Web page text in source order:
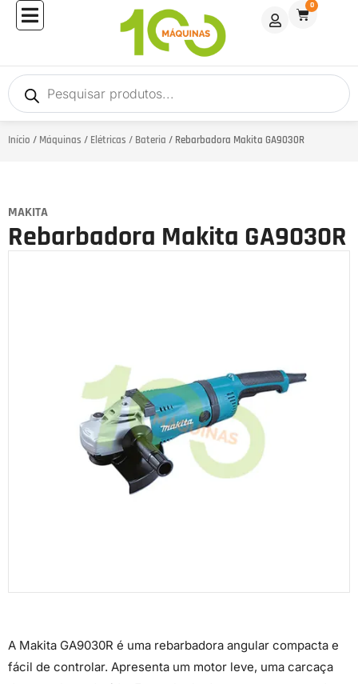
0
Início / Máquinas / Elétricas / Bateria / Rebarbadora Makita GA9030R
MAKITA
Rebarbadora Makita GA9030R
A Makita GA9030R é uma rebarbadora angular compacta e
fácil de controlar. Apresenta um motor leve, uma carcaça